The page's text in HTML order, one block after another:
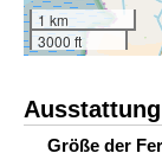
1 km
3000 ft
Ausstattung
Größe der